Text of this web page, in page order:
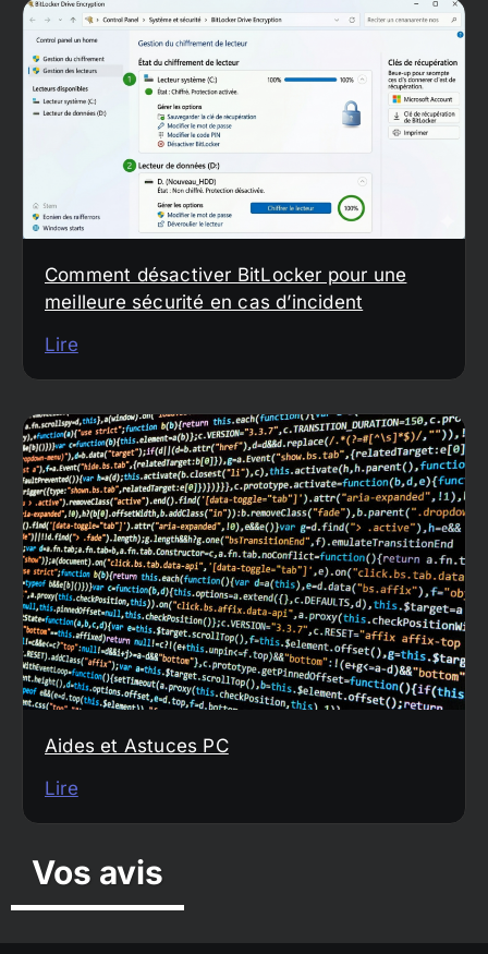
Comment désactiver BitLocker pour une
meilleure sécurité en cas d’incident
Lire
Aides et Astuces PC
Lire
Vos avis